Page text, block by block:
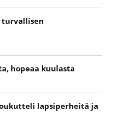
hopeaa kuulasta
lapsiperheitä ja